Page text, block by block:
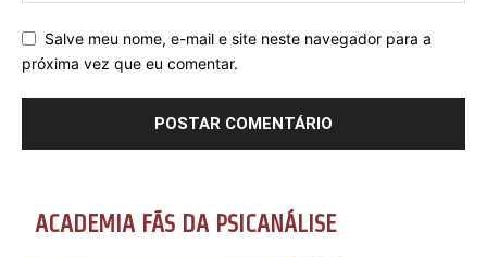
Salve meu nome, e-mail e site neste navegador para a
próxima vez que eu comentar.
ACADEMIA FÃS DA PSICANÁLISE